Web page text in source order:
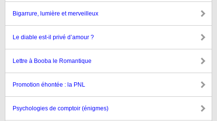
Bigarrure, lumière et merveilleux
Le diable est-il privé d’amour ?
Lettre à Booba le Romantique
Promotion éhontée : la PNL
Psychologies de comptoir (énigmes)